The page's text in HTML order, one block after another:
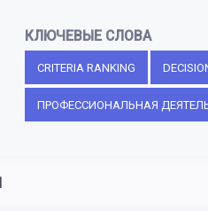
КЛЮЧЕВЫЕ СЛОВА
CRITERIA RANKING
ПРОФЕССИОНАЛЬНАЯ